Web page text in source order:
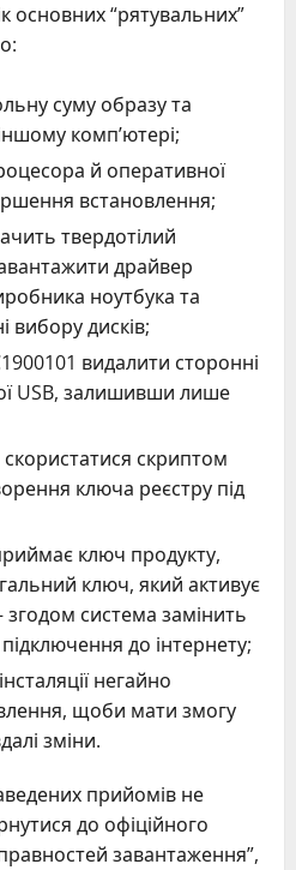
основних “рятувальних”
суму образу та
комп’ютері;
й оперативної
встановлення;
твердотілий
драйвер
ноутбука та
вибору дисків;
видалити сторонні
USB, залишивши лише
скриптом
ключа реєстру під
ключ продукту,
ключ, який активує
згодом система замінить
до інтернету;
негайно
щоби мати змогу
зміни.
прийомів не
до офіційного
завантаження”,